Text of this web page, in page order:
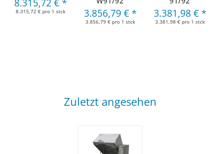
8.315,72 € *
8.315,72 € pro 1 stck 3.856,79 € *
3.856,79 € pro 1 stck
3.381,98 € *
3.381,98 € pro 1 stck
Zuletzt angesehen